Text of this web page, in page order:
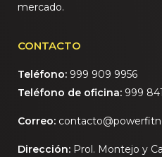
mercado.
CONTACTO
Teléfono: 999 909 9956
Teléfono de oficina: 999
Correo:
Dirección: Prol. Montejo y